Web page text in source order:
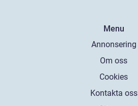
Menu
Annonsering
Om oss
Cookies
Kontakta oss